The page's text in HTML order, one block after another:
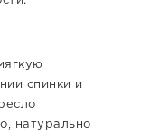
спинки и
натурально